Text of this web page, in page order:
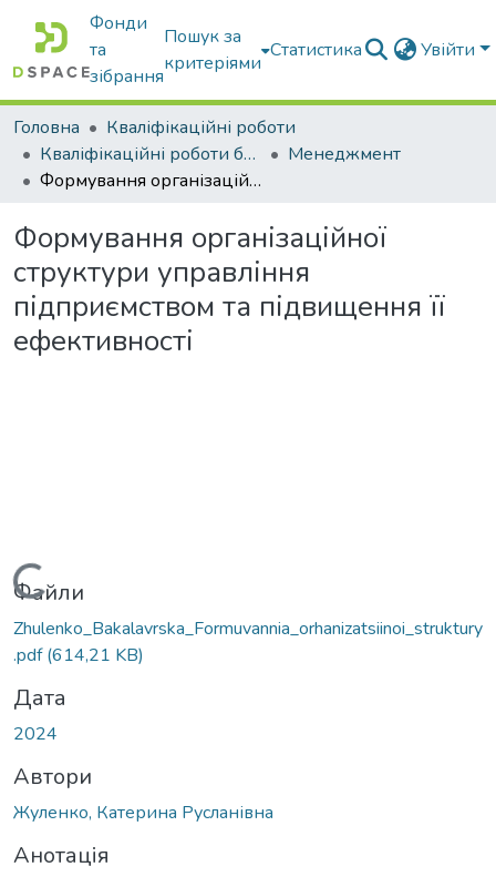
Фонди
та
зібрання
Пошук за
критеріями
Статистика Увійти
Головна
Кваліфікаційні роботи
Кваліфікаційні роботи бакалаврів
Менеджмент
Формування організаційної структури управління підприємством та підвищення її ефективності
Формування організаційної
структури управління
підприємством та підвищення її
ефективності
Файли
Zhulenko_Bakalavrska_Formuvannia_orhanizatsiinoi_struktury
.pdf(614,21 KB)
Дата
2024
Автори
Жуленко, Катерина Русланівна
Анотація